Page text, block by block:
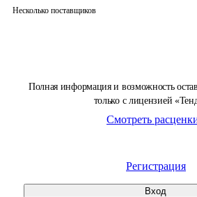
Полная информация и возможность
только с лицензией
Смотреть
Регистрация
Вход
Несколько поставщиков